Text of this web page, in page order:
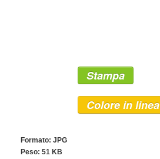
Stampa
Colore in linea
Formato: JPG
Peso: 51 KB